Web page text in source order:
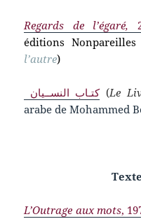
Regards de l’égaré,
éditions
l’autre)
كتـاب النســيان (Le
arabe de Mohammed
L’Outrage aux mots,